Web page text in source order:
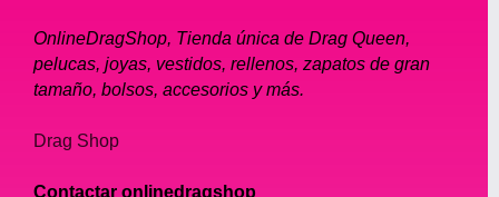
OnlineDragShop, Tienda única de Drag Queen,
pelucas, joyas, vestidos, rellenos, zapatos de gran
tamaño, bolsos, accesorios y más.
Drag Shop
Contactar onlinedragshop